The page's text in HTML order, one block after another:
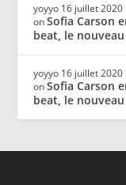
yoyyo 16 juillet 2020
onSofia Carson
beat, le
yoyyo 16 juillet 2020
onSofia Carson
beat, le